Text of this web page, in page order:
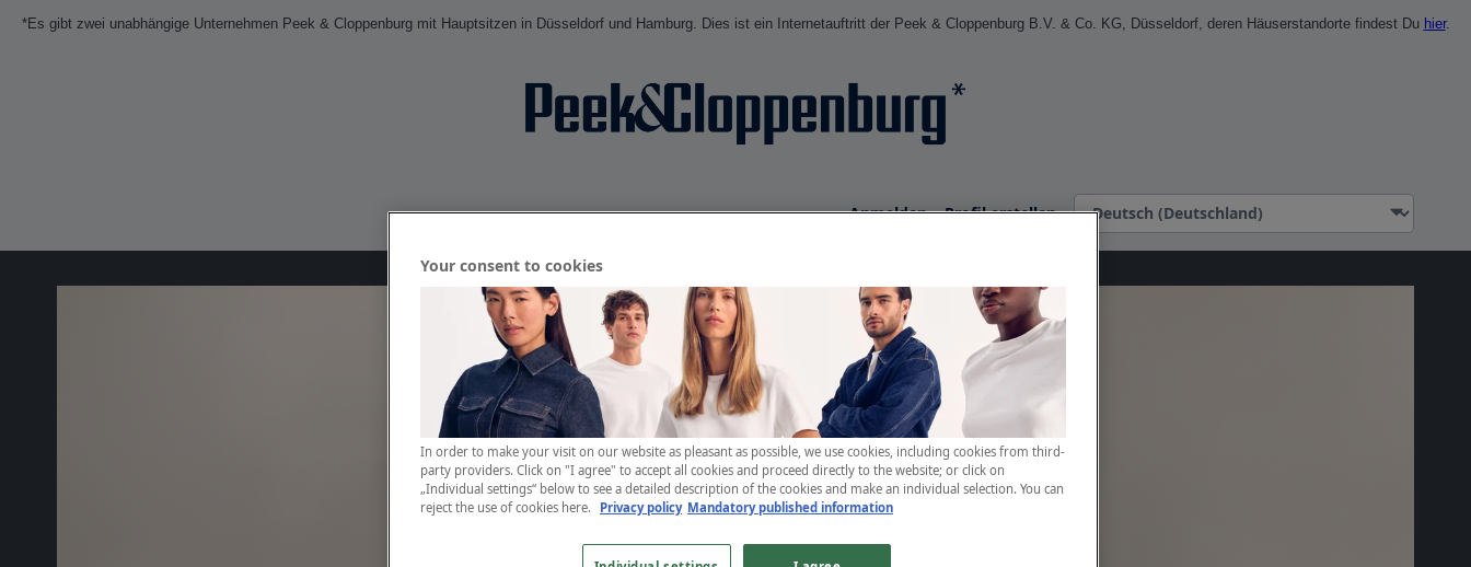
*Es gibt zwei unabhängige Unternehmen Peek & Cloppenburg mit Hauptsitzen in Düsseldorf und Hamburg. Dies ist ein Internetauftritt der Peek & Cloppenburg B.V. & Co. KG, Düsseldorf, deren Häuserstandorte findest Du hier.
Anmelden Profil erstellen
Your consent to cookies
In order to make your visit on our website as pleasant as possible, we use cookies, including cookies from third-
party providers. Click on "I agree" to accept all cookies and proceed directly to the website; or click on
„Individual settings“ below to see a detailed description of the cookies and make an individual selection. You can
reject the use of cookies here. Privacy policy Mandatory published information